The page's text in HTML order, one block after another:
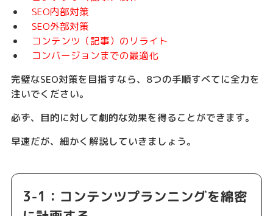
SEO内部対策
SEO外部対策
コンテンツ（記事）のリライト
コンバージョンまでの最適化
完璧なSEO対策を目指すなら、8つの手順すべてに全力を
注いでください。
必ず、目的に対して劇的な効果を得ることができます。
早速だが、細かく解説していきましょう。
3-1：コンテンツプランニングを綿密